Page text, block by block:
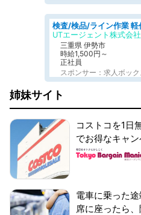
UTエージェント株式会社
三重県 伊勢市
時給1,500円～
正社員
スポンサー：求人ボック
姉妹サイト
コストコを1日
でお得なキャ
電車に乗った
席に座ったら